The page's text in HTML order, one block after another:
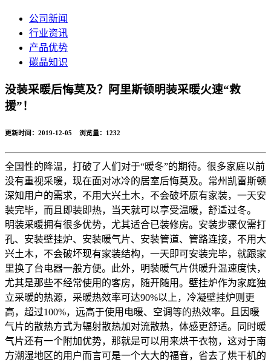
公司新闻
行业资讯
产品优势
碳晶知识
没装采暖后悔莫及？阿里斯顿明装采暖火速“救
援”！
更新时间：2019-12-05 浏览量： 1232
全国性的降温，打破了人们对于“暖冬”的期待。很多家庭以前
没有重视采暖，现在面对冰冷的居室后悔莫及。常州凯雷斯顿
深知用户的需求，不用大兴土木，不会破坏原有家装，一天安
装完毕，而且即装即热，当天就可以享受温暖，舒适过冬。
明装采暖拥有很多优势，尤其适合已装修房。安装步骤仅需打
孔、安装壁挂炉、安装暖气片、安装管道、管路连接，不用大
兴土木，不会破坏现有家装结构，一天即可安装完毕，就跟家
里换了台电器一般方便。此外，明装暖气片供暖升温速度快，
尤其是那些不经常使用的客房，随开随用。壁挂炉作为家庭独
立采暖的热源，采暖热效率可达90%以上，冷凝壁挂炉则更
高，超过100%，远高于使用电暖、空调等的热效率。且因暖
气片的散热方式为辐射散热加对流散热，体感更舒适。同时暖
气片还有一个附加优势，那就是可以用来烘干衣物，这对于南
方潮湿地区的用户而言可是一个大大的福音，省去了烘干机的